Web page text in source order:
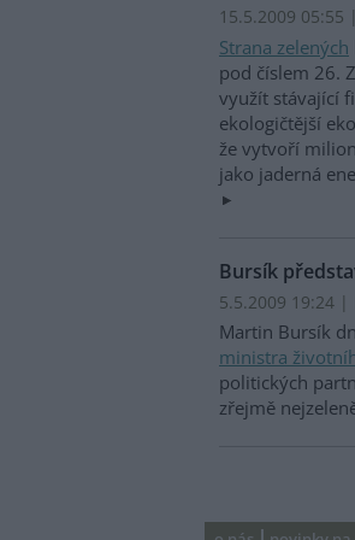
15.5.2009 05:55
Strana zelených
pod číslem 26.
využít stávající
ekologičtější
že vytvoří
jako jaderná
Bursík
5.5.2009 19:24 |
Martin Bursík
ministra
politických
zřejmě